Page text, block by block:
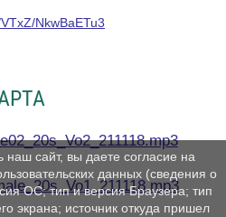
NkwBaETu3
наш сайт, вы даете согласие на
данных (сведения о
ОС; тип и версия Браузера; тип
экрана; источник откуда пришел